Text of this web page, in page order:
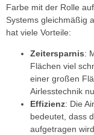
Farbe mit der Rolle
Systems gleichmäßig
hat viele Vorteile:
Zeitersparnis:
Flächen viel
einer großen
Airlesstechnik
Effizienz: Die
bedeutet, dass
aufgetragen